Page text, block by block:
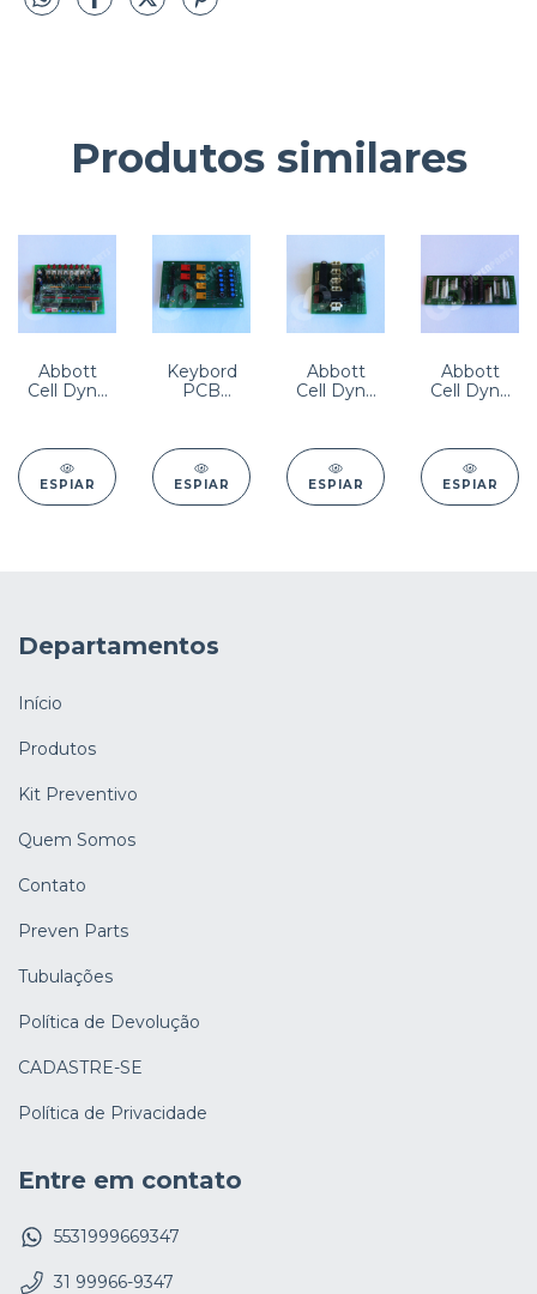
Produtos similares
Abbott
Cell Dyn -
DRIVER)
PN:
8960093001
ESPIAR
Keybord
PCB
ESPIAR
Abbott
Cell Dyn -
(UL) PN:
8960144001
ESPIAR
Abbott
Cell Dyn -
PDM
(placa de
distribuição
de
ESPIAR
Departamentos
Início
Produtos
Kit Preventivo
Quem Somos
Contato
Preven Parts
Tubulações
Política de Devolução
CADASTRE-SE
Política de Privacidade
Entre em contato
5531999669347
31 99966-9347